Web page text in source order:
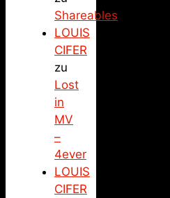
Shareables
LOUIS
CIFER
zu
Lost
in
MV
–
4ever
LOUIS
CIFER